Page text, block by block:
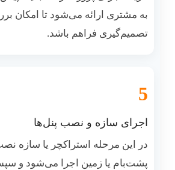
به مشتری ارائه می‌شود تا امکان
تصمیم‌گیری فراهم باشد.
5
اجرای سازه و نصب پنل‌ها
در این مرحله استراکچر یا سازه
پشت‌بام یا زمین اجرا می‌شود و